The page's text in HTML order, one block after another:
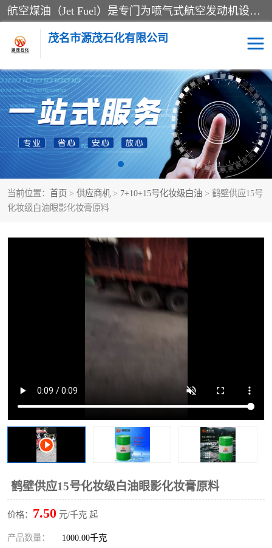
航空煤油（Jet Fuel）是专门为喷气式航空发动机设计的高纯度燃料，主要分为Jet A、Jet A-1和Jet B等类型。其特点是闪点高、低温流动性好，并添加了抗静电剂和抗氧化剂以确保飞行安全。航空煤油需
茂名市源茂石化有限公司
当前位置： 首页 > 供应商机 > 7+10+15号化妆级白油 > 鹤壁供应15号
化妆级白油眼影化妆膏原料
鹤壁供应15号化妆级白油眼影化妆膏原料
价格： 7.50 元/千克 起
产品数量： 1000.00千克
RP3航空煤油 D20+D30溶剂油
D40+D60溶剂油 D80+D100溶剂油
6号+120号溶剂油 260号溶剂油
异构烷烃 天然乳胶
26+32号化妆级白油 46+68号化妆级白油